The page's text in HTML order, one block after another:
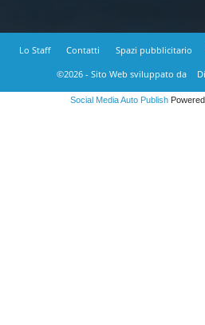
Lo Staff Contatti Spazi pubblicitario
©2026 - Sito Web sviluppato da
Social Media Auto Publish